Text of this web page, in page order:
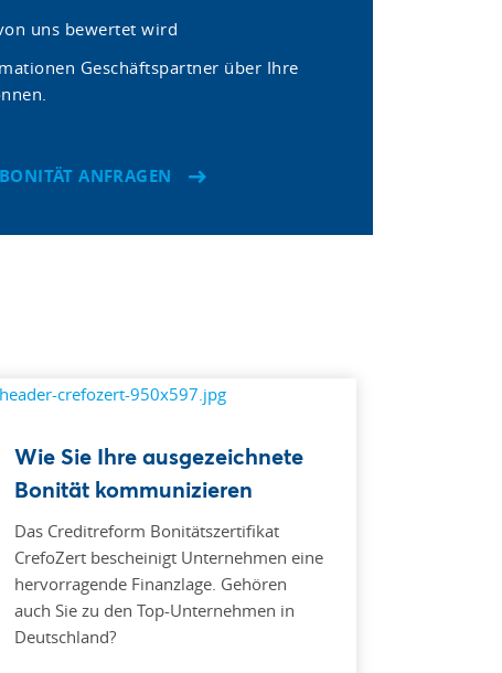
uns bewertet wird
Geschäftspartner über Ihre
ANFRAGEN
Wie Sie Ihre ausgezeichnete
Bonität kommunizieren
Das Creditreform Bonitätszertifikat
CrefoZert bescheinigt Unternehmen eine
hervorragende Finanzlage. Gehören
auch Sie zu den Top-Unternehmen in
Deutschland?